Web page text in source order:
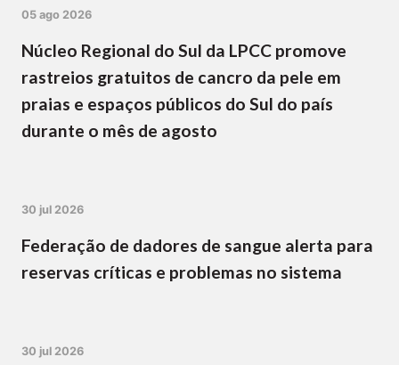
05 ago 2026
Núcleo Regional do Sul da LPCC promove
rastreios gratuitos de cancro da pele em
praias e espaços públicos do Sul do país
durante o mês de agosto
30 jul 2026
Federação de dadores de sangue alerta para
reservas críticas e problemas no sistema
30 jul 2026